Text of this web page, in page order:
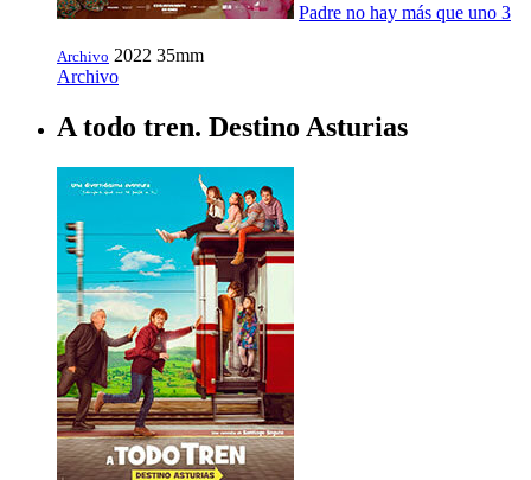
Padre no hay más que uno 3
Archivo 2022 35mm
Archivo
A todo tren. Destino Asturias